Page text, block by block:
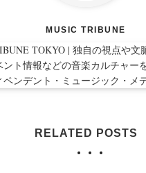
MUSIC TRIBUNE
TOKYO | 独自の視点や文
ント情報などの音楽カルチャー
ペンデント・ミュージック・メ
RELATED POSTS